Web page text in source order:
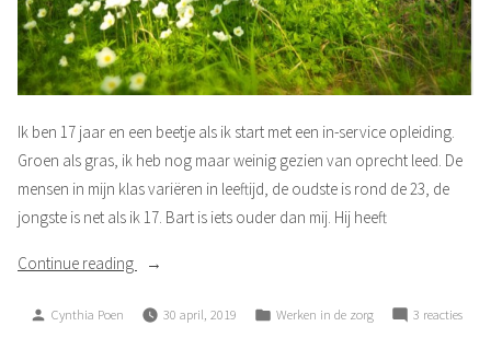
Ik ben 17 jaar en een beetje als ik start met een in-service opleiding.
Groen als gras, ik heb nog maar weinig gezien van oprecht leed. De
mensen in mijn klas variëren in leeftijd, de oudste is rond de 23, de
jongste is net als ik 17. Bart is iets ouder dan mij. Hij heeft
Continue reading
“Ode
Bart”
Posted
Cynthia Poen 30 april, 2019
Posted
Werken in de zorg 3 reactiesop